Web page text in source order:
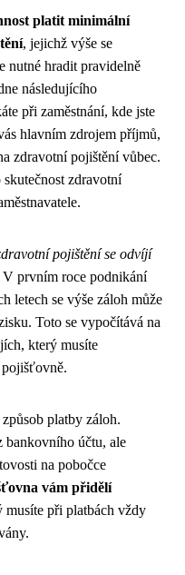
platit minimální
, jejichž výše se
nutné hradit pravidelně
následujícího
při zaměstnání, kde jste
hlavním zdrojem příjmů,
zdravotní pojištění vůbec.
zdravotní
pojištění se odvíjí
V prvním roce podnikání
letech se výše záloh může
Toto se vypočítává na
který musíte
pojišťovně.
platby záloh.
bankovního účtu, ale
na pobočce
vám přidělí
musíte při platbách vždy